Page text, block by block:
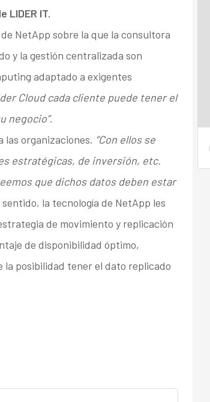
LIDER IT.
NetApp sobre la que la consultora
y la gestión centralizada son
adaptado a exigentes
Cloud cada cliente puede tener el
negocio”.
organizaciones. “Con ellos se
estratégicas, de inversión, etc.
que dichos datos deben estar
la tecnología de NetApp les
de movimiento y replicación
de disponibilidad óptimo,
la posibilidad tener el dato replicado